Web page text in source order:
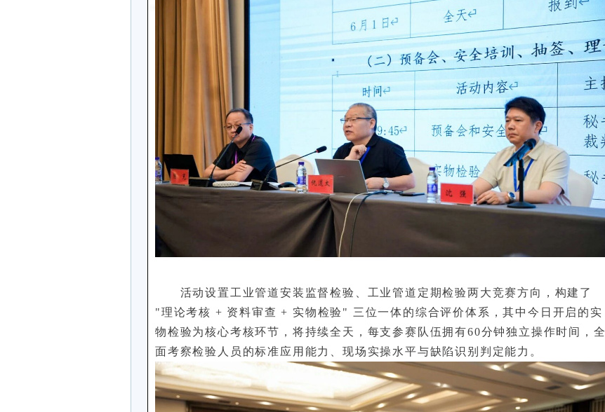
活动设置工业管道安装监督检验、工业管道定期检验两大竞赛方向，构建了
"理论考核 + 资料审查 + 实物检验" 三位一体的综合评价体系，其中今日开启的实
物检验为核心考核环节，将持续全天，每支参赛队伍拥有60分钟独立操作时间，全
面考察检验人员的标准应用能力、现场实操水平与缺陷识别判定能力。